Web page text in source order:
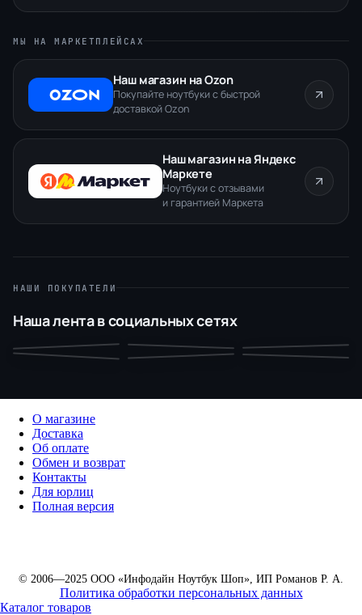
МЫ НА МАРКЕТПЛЕЙСАХ
Наш магазин на Ozon
Покупайте ноутбуки с быстрой
доставкой Ozon
Наш магазин на Яндекс
Маркете
Ноутбуки с отзывами
и гарантией Маркета
НАШИ ПОКУПАТЕЛИ
Наша лента в социальных сетях
О магазине
Доставка
Об оплате
Обмен и возврат
Контакты
Для юрлиц
Полная версия
© 2006—2025 ООО «Инфодайн Ноутбук Шоп», ИП Романов Р. А.
Политика обработки персональных данных
Каталог товаров